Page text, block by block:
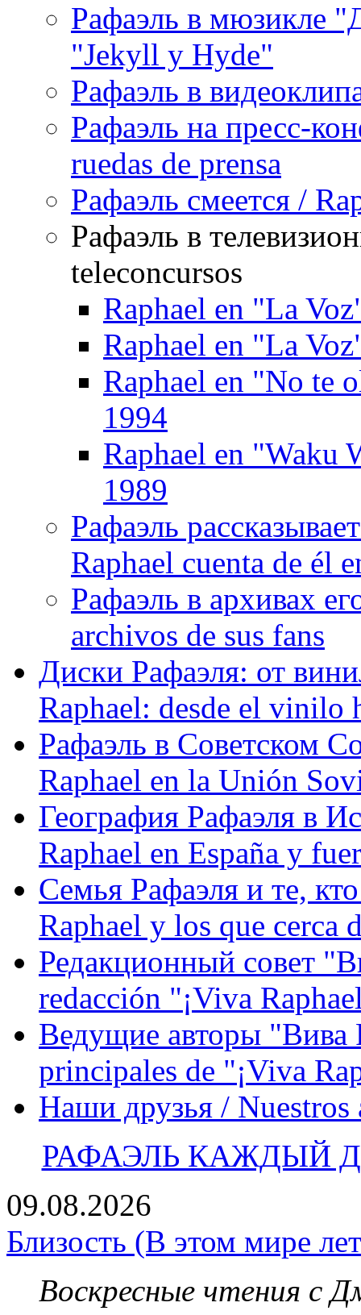
Рафаэль в мюзикле
"Jekyll y Hyde"
Рафаэль в
Рафаэль на пресс-
ruedas de prensa
Рафаэль смеется /
Рафаэль в
teleconcursos
Raphael en "La
Raphael en "La
Raphael en "No te
1994
Raphael en "Waku
1989
Рафаэль
Raphael cuenta de él
Рафаэль в архивах
archivos de sus fans
Диски Рафаэля: от
Raphael: desde el vinilo
Рафаэль в Советском
Raphael en la Unión
География Рафаэля в
Raphael en España y
Семья Рафаэля и те,
Raphael y los que cerca
Редакционный совет
redacción "¡Viva
Ведущие авторы "Вива
principales de "¡Viva
Наши друзья / Nuestros
РАФАЭЛЬ КАЖДЫЙ
09.08.2026
Близость (В этом мире
Воскресные чтения с